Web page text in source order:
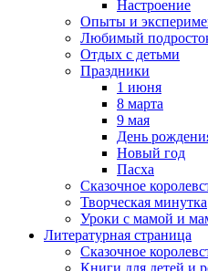
Настроение
Опыты и
Любимый
Отдых с детьми
Праздники
1 июня
8 марта
9 мая
День
Новый год
Пасха
Сказочное
Творческая минутка
Уроки с мамой и
Литературная страница
Сказочное
Книги для детей и